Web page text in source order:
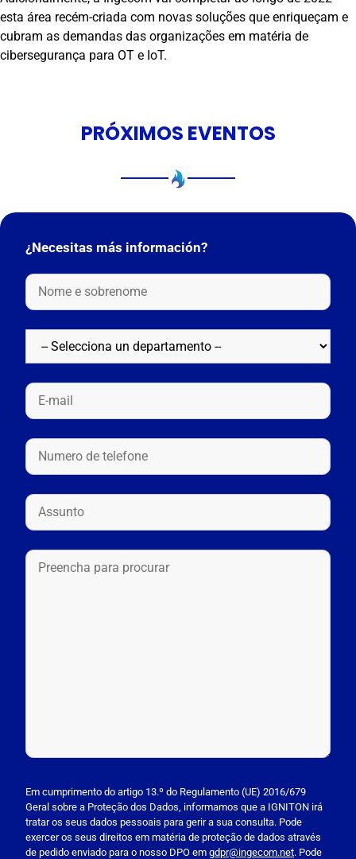
esta área recém-criada com novas soluções que enriqueçam e
cubram as demandas das organizações em matéria de
cibersegurança para OT e IoT.
PRÓXIMOS EVENTOS
¿Necesitas más información?
l
e
a
s
Em cumprimento do artigo 13.º do Regulamento (UE) 2016/679
Geral sobre a Proteção dos Dados, informamos que a IGNITON irá
tratar os seus dados pessoais para gerir a sua consulta. Pode
exercer os seus direitos em matéria de proteção de dados através
de pedido enviado para o nosso DPO em gdpr@ingecom.net. Pode